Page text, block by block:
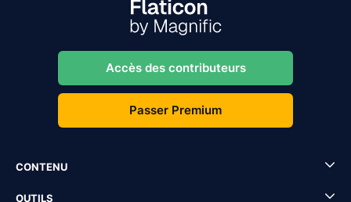
Accès des contributeurs
Passer Premium
CONTENU
OUTILS